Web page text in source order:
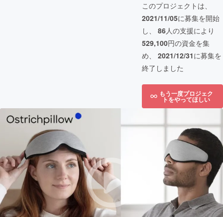
このプロジェクトは、
2021/11/05に募集を開始
し、 86人の支援により
529,100円の資金を集
め、 2021/12/31に募集を
終了しました
もう一度プロジェク
トをやってほしい